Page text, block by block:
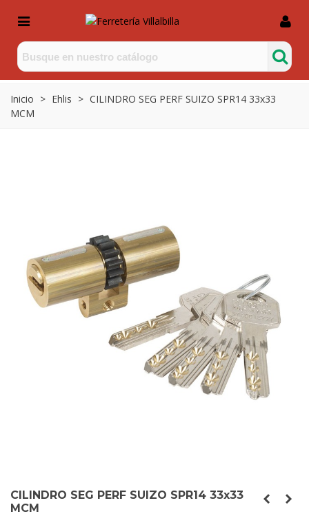
Inicio > Ehlis > CILINDRO SEG PERF SUIZO SPR14 33x33
MCM
CILINDRO SEG PERF SUIZO SPR14 33x33
MCM